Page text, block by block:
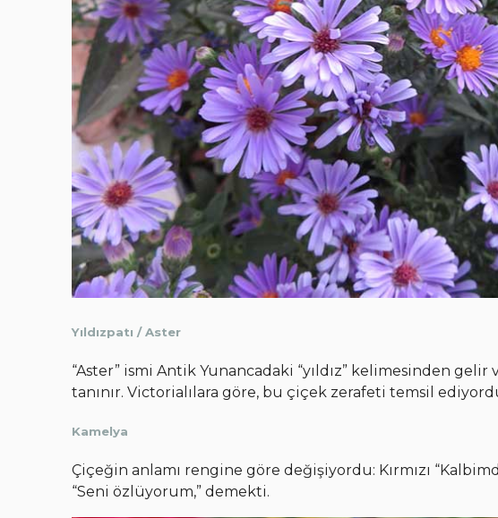
Yıldızpatı / Aster
“Aster” ismi Antik Yunancadaki “yıldız” kelimesinden gelir
tanınır. Victorialılara göre, bu çiçek zerafeti temsil
Kamelya
Çiçeğin anlamı rengine göre değişiyordu: Kırmızı
“Seni özlüyorum,” demekti.